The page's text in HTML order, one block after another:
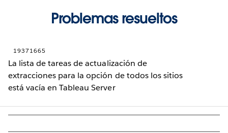
Problemas resueltos
19371665
La lista de tareas de actualización de
extracciones para la opción de todos los sitios
está vacía en Tableau Server